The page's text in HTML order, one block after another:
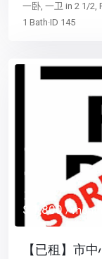
一卧, 一卫 in 2 1/2,
1 Bath·ID 145
Previous
$ 1,800/ month
【已租】市